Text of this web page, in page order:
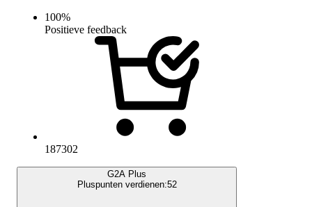
100%
Positieve feedback
187302
G2A Plus
Pluspunten verdienen:52